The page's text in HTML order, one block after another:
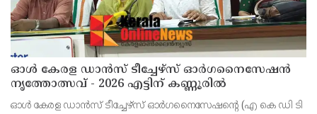
ഓൾ കേരള ഡാൻസ് ടീച്ചേഴ്സ് ഓർഗനൈസേഷൻ
നൃത്തോത്സവ് - 2026 എട്ടിന് കണ്ണൂരിൽ
ഓൾ കേരള ഡാൻസ് ടീച്ചേഴ്സ് ഓർഗനൈസേഷൻ്റെ (എ കെ ഡി ടി